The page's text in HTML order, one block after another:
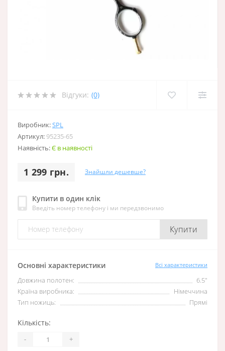
Відгуки: (0)
Виробник:SPL
Артикул: 95235-65
Наявність:Є в наявності
1 299 грн. Знайшли дешевше?
Купити в один клік
Введіть номер телефону і ми передзвонимо
Купити
Основні характеристики Всі характеристики
Довжина полотен:
6.5″
Країна виробника:
Німеччина
Тип ножиць:
Прямі
Кількість:
- +